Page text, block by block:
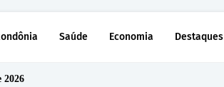
Saúde Economia Destaques
2026